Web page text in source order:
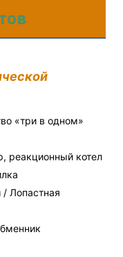
«три в одном»
реакционный котел
Лопастная